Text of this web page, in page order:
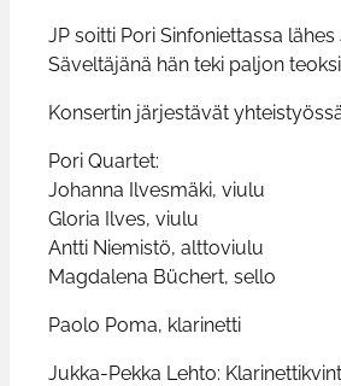
JP soitti Pori Sinfoniettassa
Säveltäjänä hän teki paljon
Konsertin järjestävät
Pori Quartet:
Johanna Ilvesmäki, viulu
Gloria Ilves, viulu
Antti Niemistö, alttoviulu
Magdalena Büchert, sello
Paolo Poma, klarinetti
Jukka-Pekka Lehto: